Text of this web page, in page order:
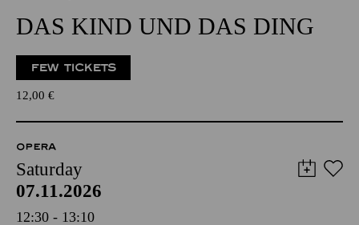
DAS KIND UND DAS DING
FEW TICKETS
12,00 €
OPERA
Saturday
07.11.2026
12:30 - 13:10